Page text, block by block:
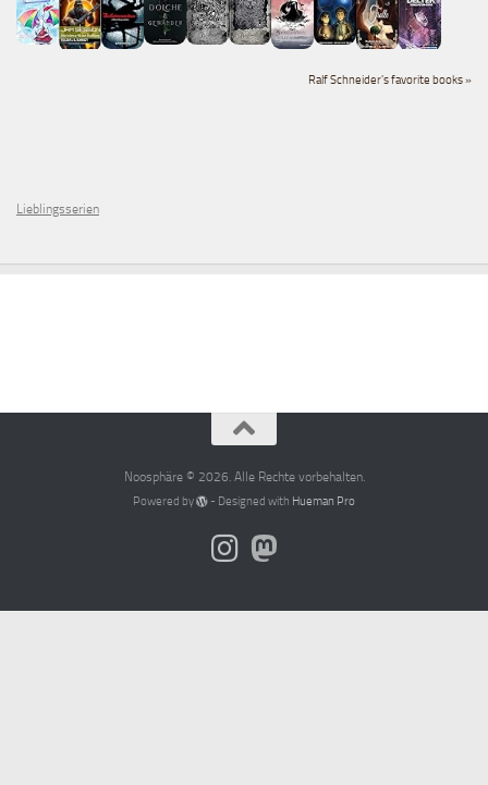
Ralf Schneider's favorite books »
Lieblingsserien
Noosphäre © 2026. Alle Rechte vorbehalten.
Powered by - Designed with Hueman Pro